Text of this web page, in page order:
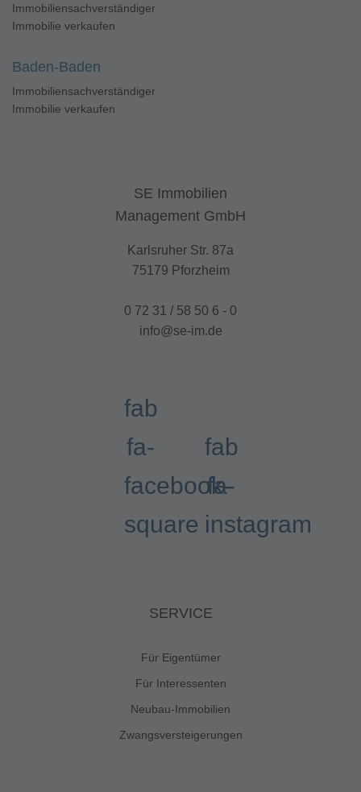
Immobiliensachverständiger
Immobilie verkaufen
Baden-Baden
Immobiliensachverständiger
Immobilie verkaufen
SE Immobilien
Management GmbH
Karlsruher Str. 87a
75179 Pforzheim
0 72 31 / 58 50 6 - 0
info@se-im.de
fab
fa-
facebook-
square
fab
fa-
instagram
SERVICE
Für Eigentümer
Für Interessenten
Neubau-Immobilien
Zwangsversteigerungen